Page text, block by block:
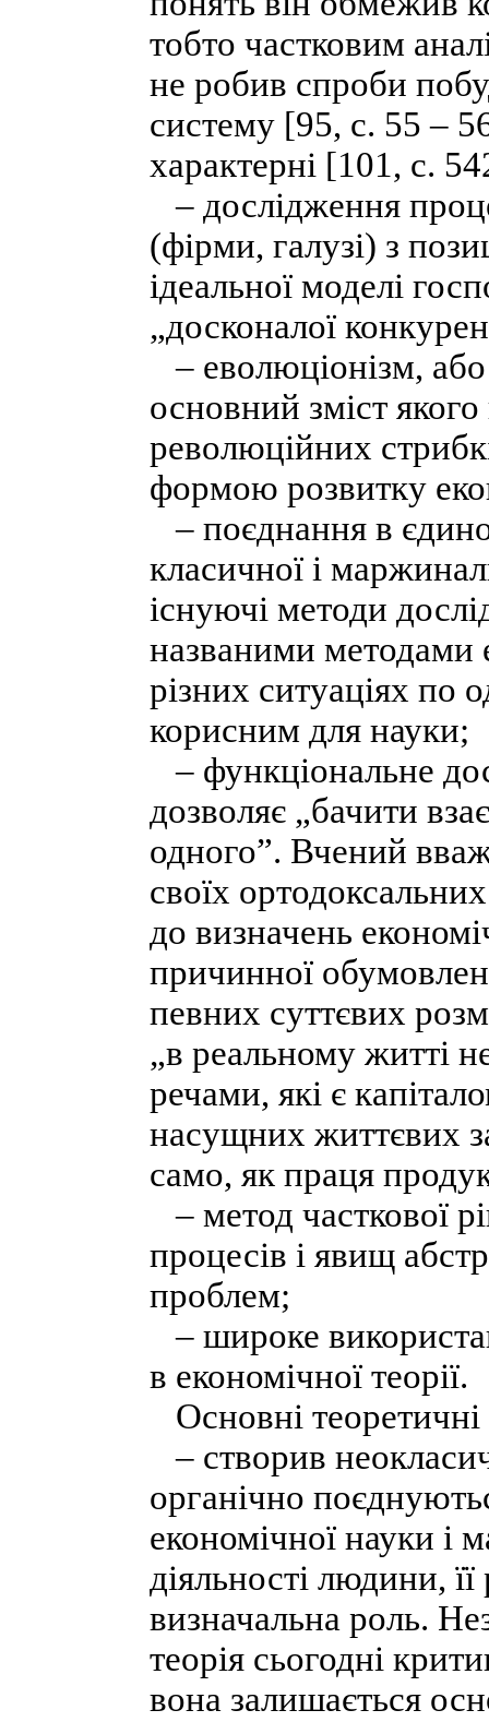
тобто частковим
не робив спроби
систему [95, c. 55 –
характерні [101, с.
– дослідження
(фірми, галузі) з
ідеальної моделі
„досконалої
– еволюціонізм,
основний зміст
революційних
формою розвитку
– поєднання в
класичної і
існуючі методи
названими методами
різних ситуаціях по
корисним для науки;
– функціональне
дозволяє „бачити
одного”. Вчений
своїх
до визначень
причинної
певних суттєвих
„в реальному житті
речами, які є
насущних життєвих
само, як праця
– метод часткової
процесів і явищ
проблем;
– широке
в економічної теорії.
Основні
– створив
органічно
економічної науки і
діяльності людини,
визначальна роль.
теорія сьогодні
вона залишається